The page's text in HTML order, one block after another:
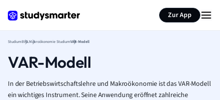
Zur App
StudiumBWLMakroökonomie StudiumVAR-Modell
VAR-Modell
In der Betriebswirtschaftslehre und Makroökonomie ist das VAR-Modell
ein wichtiges Instrument. Seine Anwendung eröffnet zahlreiche